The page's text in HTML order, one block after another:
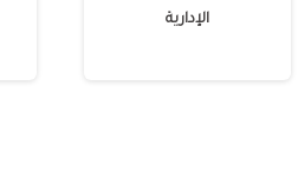
الإدارية